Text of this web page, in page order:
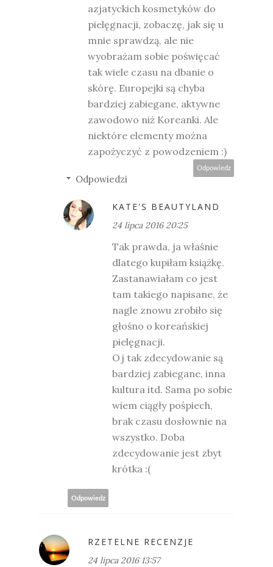
azjatyckich kosmetyków do
pielęgnacji, zobaczę, jak się u
mnie sprawdzą, ale nie
wyobrażam sobie poświęcać
tak wiele czasu na dbanie o
skórę. Europejki są chyba
bardziej zabiegane, aktywne
zawodowo niż Koreanki. Ale
niektóre elementy można
zapożyczyć z powodzeniem :)
Odpowiedz
Odpowiedzi
KATE'S BEAUTYLAND
24 lipca 2016 20:25
Tak prawda, ja właśnie
dlatego kupiłam książkę.
Zastanawiałam co jest
tam takiego napisane, że
nagle znowu zrobiło się
głośno o koreańskiej
pielęgnacji.
Oj tak zdecydowanie są
bardziej zabiegane, inna
kultura itd. Sama po sobie
wiem ciągły pośpiech,
brak czasu dosłownie na
wszystko. Doba
zdecydowanie jest zbyt
krótka :(
Odpowiedz
RZETELNE RECENZJE
24 lipca 2016 13:57